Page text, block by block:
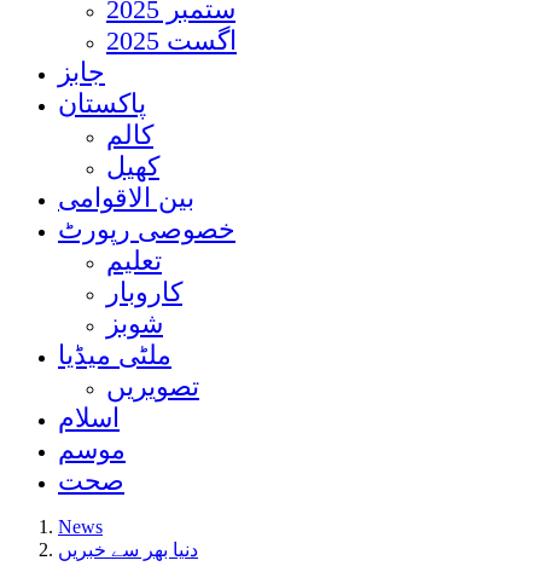
ستمبر 2025
اگست 2025
جابز
پاکستان
کالم
کھیل
بین الاقوامی
خصوصی رپورٹ
تعلیم
کاروبار
شوبز
ملٹی میڈیا
تصویریں
اسلام
موسم
صحت
News
دنیا بھر سے خبریں